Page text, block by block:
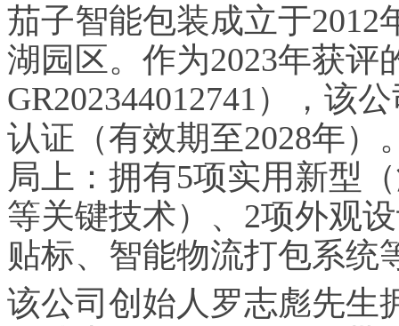
茄子智能包装成立于
湖园区。作为2023年获
GR202344012741），该
认证（有效期至2028年
局上：拥有5项实用新型
等关键技术）、2项外观
贴标、智能物流打包系统
该公司创始人罗志彪先生